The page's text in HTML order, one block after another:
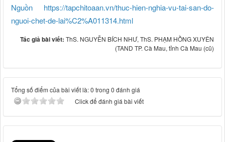
Nguồn https://tapchitoaan.vn/thuc-hien-nghia-vu-tai-san-do-
nguoi-chet-de-lai%C2%A011314.html
Tác giả bài viết: ThS. NGUYỄN BÍCH NHƯ, ThS. PHẠM HỒNG XUYÊN
(TAND TP. Cà Mau, tỉnh Cà Mau (cũ)
Tổng số điểm của bài viết là: 0 trong 0 đánh giá
Click để đánh giá bài viết